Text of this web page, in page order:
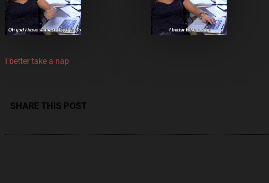
I better take a nap
SHARE THIS POST